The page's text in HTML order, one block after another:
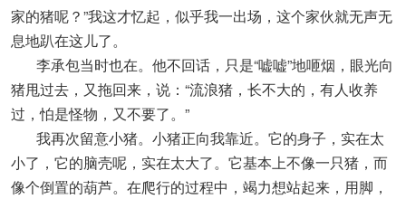
家的猪呢？”我这才忆起，似乎我一出场，这个家伙就无声无
息地趴在这儿了。
李承包当时也在。他不回话，只是“嘘嘘”地咂烟，眼光向
猪甩过去，又拖回来，说：“流浪猪，长不大的，有人收养
过，怕是怪物，又不要了。”
我再次留意小猪。小猪正向我靠近。它的身子，实在太
小了，它的脑壳呢，实在太大了。它基本上不像一只猪，而
像个倒置的葫芦。在爬行的过程中，竭力想站起来，用脚，